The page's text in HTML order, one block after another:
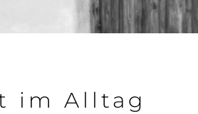
im Alltag